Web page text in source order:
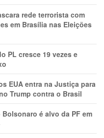
rede terrorista com
em Brasília nas Eleições
PL cresce 19 vezes e
EUA entra na Justiça para
Trump contra o Brasil
é alvo da PF em